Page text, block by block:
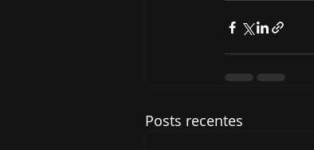
Posts recentes